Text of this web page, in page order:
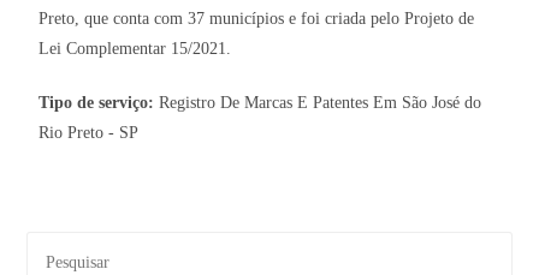
Preto, que conta com 37 municípios e foi criada pelo Projeto de
Lei Complementar 15/2021.
Tipo de serviço:Registro De Marcas E Patentes Em São José do
Rio Preto - SP